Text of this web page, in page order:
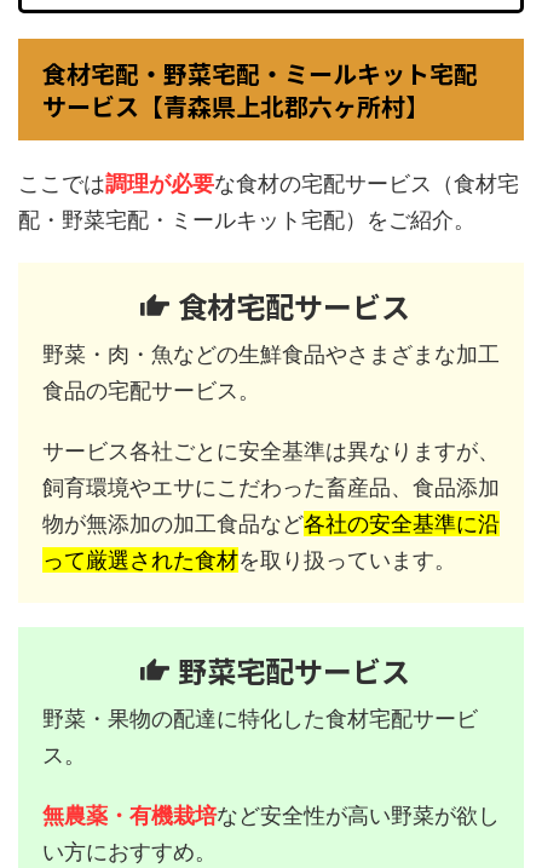
食材宅配・野菜宅配・ミールキット宅配
サービス【青森県上北郡六ヶ所村】
ここでは調理が必要な食材の宅配サービス（食材宅
配・野菜宅配・ミールキット宅配）をご紹介。
食材宅配サービス
野菜・肉・魚などの生鮮食品やさまざまな加工
食品の宅配サービス。
サービス各社ごとに安全基準は異なりますが、
飼育環境やエサにこだわった畜産品、食品添加
物が無添加の加工食品など各社の安全基準に沿
って厳選された食材を取り扱っています。
野菜宅配サービス
野菜・果物の配達に特化した食材宅配サービ
ス。
無農薬・有機栽培など安全性が高い野菜が欲し
い方におすすめ。